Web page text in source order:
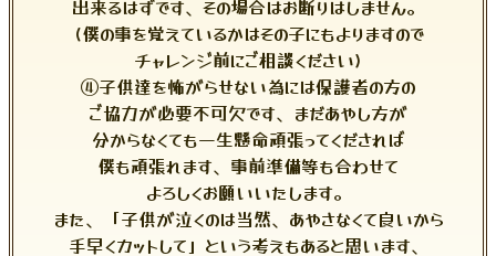
出来るはずです、その場合はお断りはしません。
(僕の事を覚えているかはその子にもよりますので
チャレンジ前にご相談ください)
④子供達を怖がらせない為には保護者の方の
ご協力が必要不可欠です、まだあやし方が
分からなくても一生懸命頑張ってくだされば
僕も頑張れます、事前準備等も合わせて
よろしくお願いいたします。
また、「子供が泣くのは当然、あやさなくて良いから
手早くカットして」という考えもあると思います、